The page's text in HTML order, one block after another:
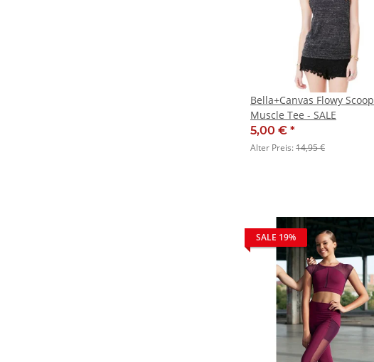
Bella+Canvas Flowy Scoop
Muscle Tee - SALE
5,00 € *
Alter Preis:14,95 €
SALE 19%